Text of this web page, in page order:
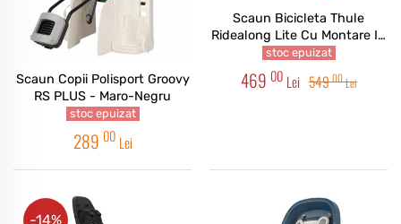
Scaun Copii Polisport Groovy
RS PLUS - Maro-Negru
stoc epuizat
289 00 Lei
Scaun Bicicleta Thule
Ridealong Lite Cu Montare In
Spate - Light Grey
stoc epuizat
469 00 Lei 54900Lei
-14%